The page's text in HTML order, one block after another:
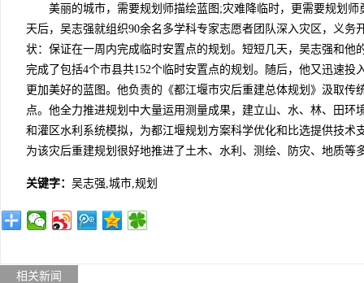
美丽的城市，需要规划师描绘蓝图;灾难降临时，更需要规划师
天后，吴志强就组织90余名多学科专家志愿者团队深入灾区，义务
状：保证在一周内完成临时安置点的规划。短短几天，吴志强和他
完成了包括4个市县共152个临时安置点的规划。随后，他又迅速投
更加美好的蓝图。他负责的《都江堰市灾后重建总体规划》汲取传
点。他全力推进规划中大量运用测量成果，建立山、水、林、田环
和灌区水利系统模拟，为都江堰规划方案科学优化和比选提供技术
为该灾后重建规划很好地推进了土木、水利、测绘、防灾、地质等
关键字： 吴志强,城市,规划
相关新闻